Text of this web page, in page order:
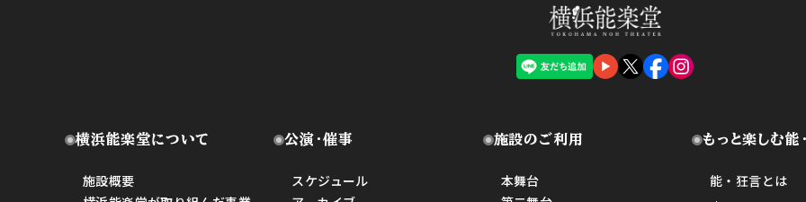
横浜能楽堂について
施設概要
公演・催事
スケジュール
施設のご利用
本舞台
もっと楽しむ能
能・狂言とは